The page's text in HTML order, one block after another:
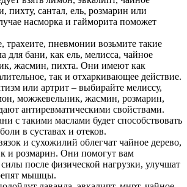
пихту, сантал, ель, розмарин или
насморка и гайморита поможет
трахеите, пневмонии возьмите такие
для бани, как ель, мелисса, чайное
жасмин, пихта. Они имеют как
так и отхаркивающее действие.
или артрит – выбирайте мелиссу,
можжевельник, жасмин, розмарин,
антиревматическими свойствами.
с такими маслами будет способствовать
в суставах и отеков.
и сухожилий облегчат чайное дерево,
и розмарин. Они помогут вам
силы после физической нагрузки, улучшат
мышцы.